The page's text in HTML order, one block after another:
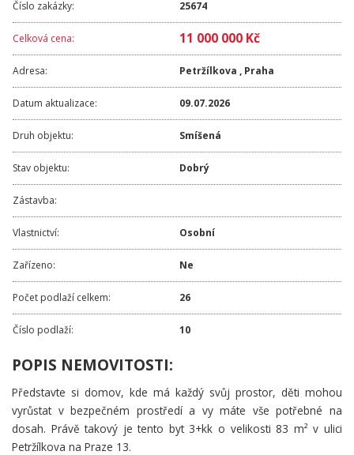
FINANCOVÁNÍ / HYPOTÉKA
Číslo zakázky: 25674
Celková cena: 11 000 000 Kč
Adresa: Petržílkova , Praha
Datum aktualizace: 09.07.2026
Druh objektu: Smíšená
Stav objektu: Dobrý
Zástavba:
Vlastnictví: Osobní
Zařízeno: Ne
Počet podlaží celkem: 26
Číslo podlaží: 10
POPIS NEMOVITOSTI:
Představte si domov, kde má každý svůj prostor, děti mohou
vyrůstat v bezpečném prostředí a vy máte vše potřebné na
dosah. Právě takový je tento byt 3+kk o velikosti 83 m² v ulici
Petržílkova na Praze 13.